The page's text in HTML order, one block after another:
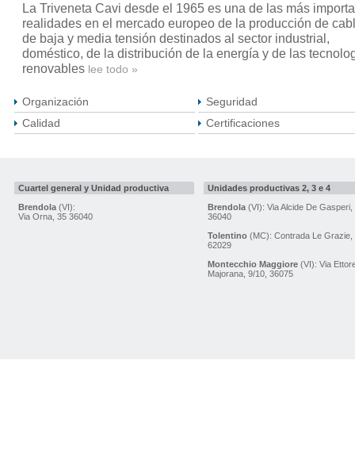
La Triveneta Cavi desde el 1965 es una de las más
realidades en el mercado europeo de la producción de
de baja y media tensión destinados al sector industrial,
doméstico, de la distribución de la energía y de las
renovables lee todo »
Organización
Calidad
Seguridad
Certificaciones
Cuartel general y Unidad productiva
Brendola(VI):
Via Orna, 35 36040
Unidades productivas 2, 3 e 4
Brendola(VI): Via Alcide De Gasperi,
36040
Tolentino(MC): Contrada Le Grazie,
62029
Montecchio Maggiore(VI): Via
Majorana, 9/10, 36075